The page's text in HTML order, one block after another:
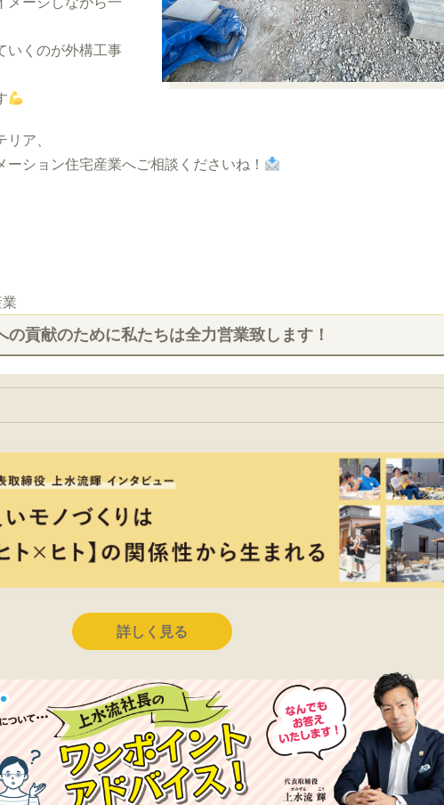
いくのが外構工事
ア、
ション住宅産業へご相談くださいね！
の貢献のために私たちは全力営業致します！
詳しく見る